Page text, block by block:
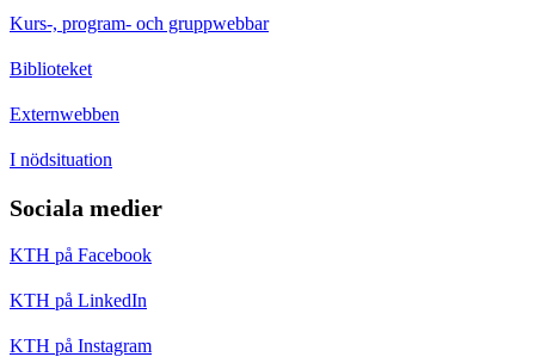
Kurs-, program- och gruppwebbar
Biblioteket
Externwebben
I nödsituation
Sociala medier
KTH på Facebook
KTH på LinkedIn
KTH på Instagram